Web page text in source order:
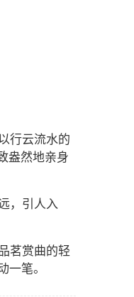
行云流水的
盎然地亲身
，引人入
茗赏曲的轻
一笔。